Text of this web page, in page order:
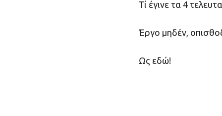
Τί έγινε τα 4
Έργο μηδέν,
Ως εδώ!